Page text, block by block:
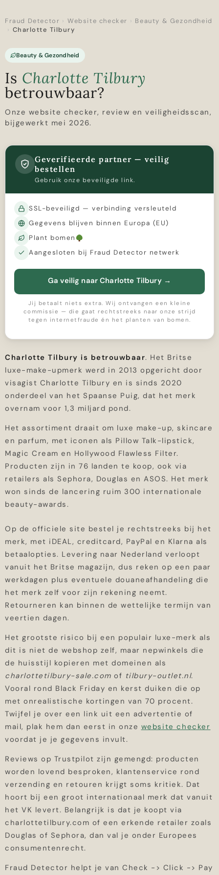
Fraud Detector › Website checker › Beauty & Gezondheid
› Charlotte Tilbury
Beauty & Gezondheid
Is Charlotte Tilbury
betrouwbaar?
Onze website checker, review en veiligheidsscan,
bijgewerkt mei 2026.
Geverifieerde partner — veilig
bestellen
Gebruik onze beveiligde link.
SSL-beveiligd — verbinding versleuteld
Gegevens blijven binnen Europa (EU)
Plant bomen
Aangesloten bij Fraud Detector netwerk
Ga veilig naar Charlotte Tilbury→
Jij betaalt niets extra. Wij ontvangen een kleine
commissie — die gaat rechtstreeks naar onze strijd
tegen internetfraude én het planten van bomen.
Charlotte Tilbury is betrouwbaar. Het Britse
luxe-make-upmerk werd in 2013 opgericht door
visagist Charlotte Tilbury en is sinds 2020
onderdeel van het Spaanse Puig, dat het merk
overnam voor 1,3 miljard pond.
Het assortiment draait om luxe make-up, skincare
en parfum, met iconen als Pillow Talk-lipstick,
Magic Cream en Hollywood Flawless Filter.
Producten zijn in 76 landen te koop, ook via
retailers als Sephora, Douglas en ASOS. Het merk
won sinds de lancering ruim 300 internationale
beauty-awards.
Op de officiele site bestel je rechtstreeks bij het
merk, met iDEAL, creditcard, PayPal en Klarna als
betaalopties. Levering naar Nederland verloopt
vanuit het Britse magazijn, dus reken op een paar
werkdagen plus eventuele douaneafhandeling die
het merk zelf voor zijn rekening neemt.
Retourneren kan binnen de wettelijke termijn van
veertien dagen.
Het grootste risico bij een populair luxe-merk als
dit is niet de webshop zelf, maar nepwinkels die
de huisstijl kopieren met domeinen als
charlottetilbury-sale.com of tilbury-outlet.nl.
Vooral rond Black Friday en kerst duiken die op
met onrealistische kortingen van 70 procent.
Twijfel je over een link uit een advertentie of
mail, plak hem dan eerst in onze website checker
voordat je je gegevens invult.
Reviews op Trustpilot zijn gemengd: producten
worden lovend besproken, klantenservice rond
verzending en retouren krijgt soms kritiek. Dat
hoort bij een groot internationaal merk dat vanuit
het VK levert. Belangrijk is dat je koopt via
charlottetilbury.com of een erkende retailer zoals
Douglas of Sephora, dan val je onder Europees
consumentenrecht.
Fraud Detector helpt je van Check -> Click -> Pay